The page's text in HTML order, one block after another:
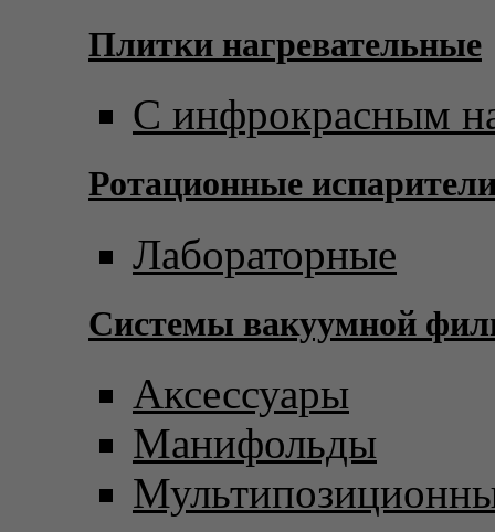
Плитки нагревательные
С инфрокрасным
Ротационные
Лабораторные
Системы вакуумной
Аксессуары
Манифольды